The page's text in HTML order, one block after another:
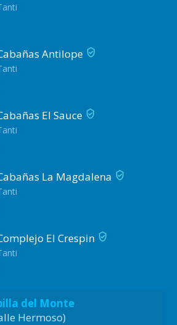
Antilope
El Sauce
La Magdalena
El Crespin
del Monte
Hermoso)